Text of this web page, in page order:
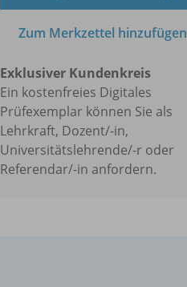
Zum Merkzettel hinzufügen
Exklusiver Kundenkreis
Ein kostenfreies Digitales
Prüfexemplar können Sie als
Lehrkraft, Dozent/-in,
Universitätslehrende/-r oder
Referendar/-in anfordern.